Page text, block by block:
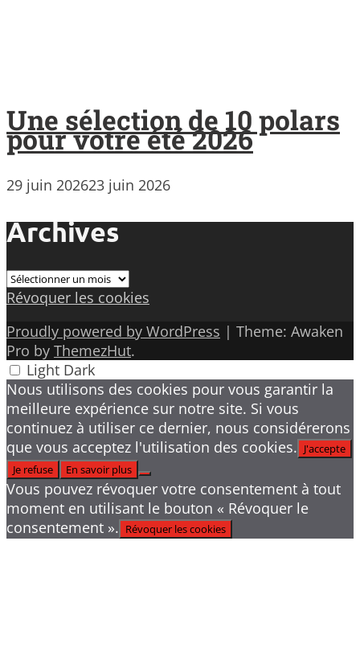
Une sélection de 10 polars
pour votre été 2026
29 juin 202623 juin 2026
Archives
Archives
Révoquer les cookies
Proudly powered by WordPress | Theme: Awaken
Pro by ThemezHut.
Light Dark
Nous utilisons des cookies pour vous garantir la
meilleure expérience sur notre site. Si vous
continuez à utiliser ce dernier, nous considérerons
que vous acceptez l'utilisation des cookies. J'accepte
Je refuse
En savoir plus
Vous pouvez révoquer votre consentement à tout
moment en utilisant le bouton « Révoquer le
consentement ». Révoquer les cookies